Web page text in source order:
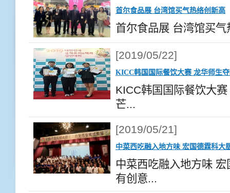
首尔食品展 台湾馆买气热络创新高
首尔食品展 台湾馆买
[2019/05/22]
KICC韩国国际餐饮大赛 龙华师生
KICC韩国国际餐饮大
芒...
[2019/05/21]
中菜西吃融入地方味 宏国德霖科大
中菜西吃融入地方味
有创意...